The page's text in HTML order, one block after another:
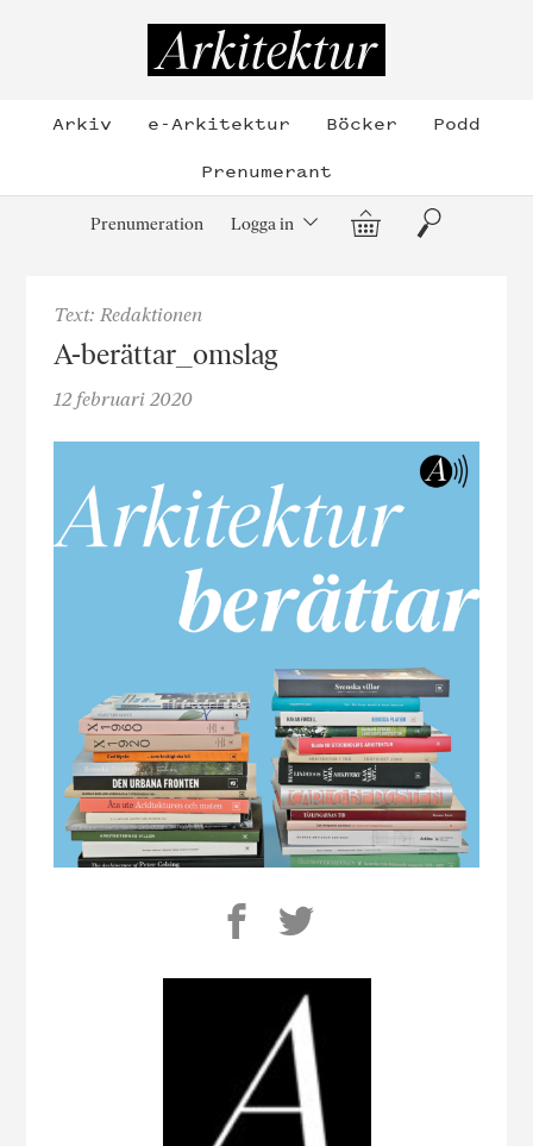
Arkiv e-Arkitektur Böcker
Podd
Prenumerant
Prenumeration Logga in Varukorg
Sök
Text: Redaktionen
A-berättar_omslag
12 februari 2020